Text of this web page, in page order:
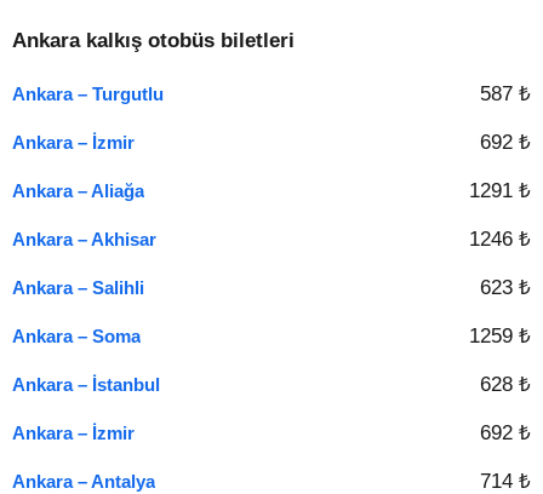
Ankara kalkış otobüs biletleri
Ankara – Turgutlu 587 ₺
Ankara – İzmir 692 ₺
Ankara – Aliağa 1291 ₺
Ankara – Akhisar 1246 ₺
Ankara – Salihli 623 ₺
Ankara – Soma 1259 ₺
Ankara – İstanbul 628 ₺
Ankara – İzmir 692 ₺
Ankara – Antalya 714 ₺